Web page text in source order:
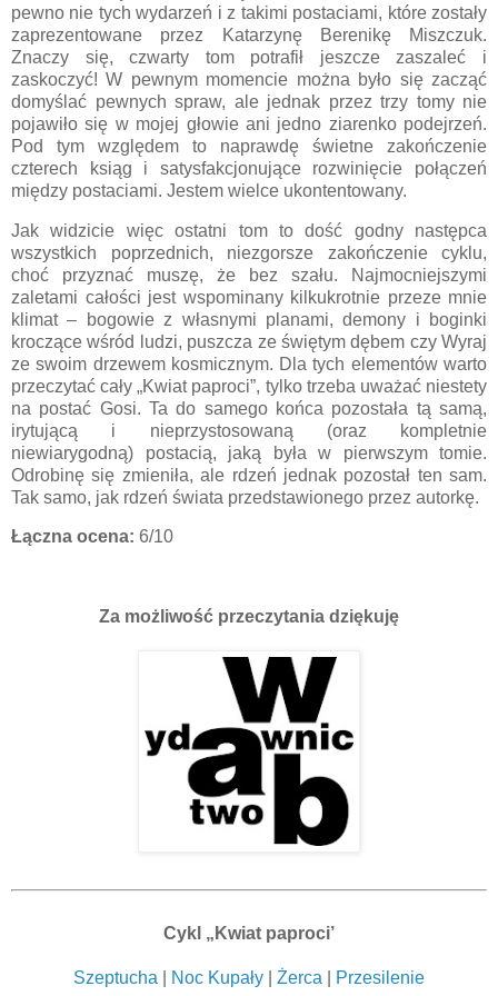
pewno nie tych wydarzeń i z takimi postaciami, które zostały
zaprezentowane przez Katarzynę Berenikę Miszczuk.
Znaczy się, czwarty tom potrafił jeszcze zaszaleć i
zaskoczyć! W pewnym momencie można było się zacząć
domyślać pewnych spraw, ale jednak przez trzy tomy nie
pojawiło się w mojej głowie ani jedno ziarenko podejrzeń.
Pod tym względem to naprawdę świetne zakończenie
czterech ksiąg i satysfakcjonujące rozwinięcie połączeń
między postaciami. Jestem wielce ukontentowany.
Jak widzicie więc ostatni tom to dość godny następca
wszystkich poprzednich, niezgorsze zakończenie cyklu,
choć przyznać muszę, że bez szału. Najmocniejszymi
zaletami całości jest wspominany kilkukrotnie przeze mnie
klimat – bogowie z własnymi planami, demony i boginki
kroczące wśród ludzi, puszcza ze świętym dębem czy Wyraj
ze swoim drzewem kosmicznym. Dla tych elementów warto
przeczytać cały „Kwiat paproci”, tylko trzeba uważać niestety
na postać Gosi. Ta do samego końca pozostała tą samą,
irytującą i nieprzystosowaną (oraz kompletnie
niewiarygodną) postacią, jaką była w pierwszym tomie.
Odrobinę się zmieniła, ale rdzeń jednak pozostał ten sam.
Tak samo, jak rdzeń świata przedstawionego przez autorkę.
Łączna ocena: 6/10
Za możliwość przeczytania dziękuję
Cykl „Kwiat paproci’
Szeptucha Noc Kupały Żerca Przesilenie